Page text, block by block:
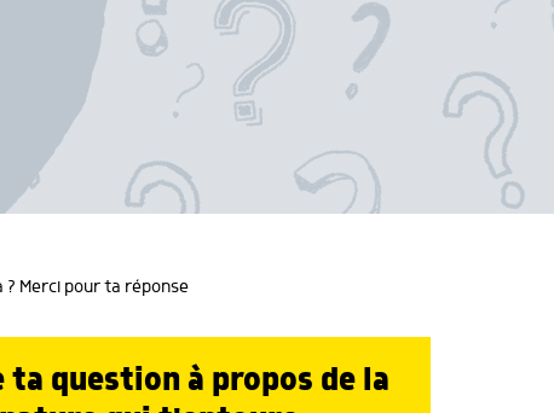
? Merci pour ta réponse
ta question à propos de la